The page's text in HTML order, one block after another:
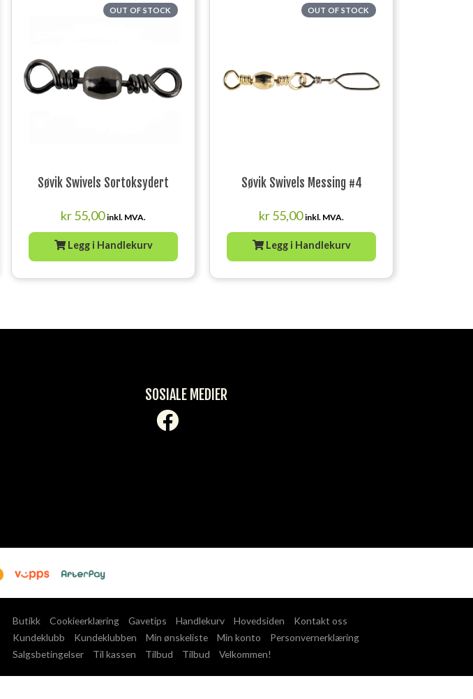
OUT OF STOCK
Søvik Swivels Sortoksydert
kr55,00 inkl. MVA.
Legg i Handlekurv
OUT OF STOCK
Søvik Swivels Messing #4
kr55,00 inkl. MVA.
Legg i Handlekurv
SOSIALE MEDIER
Butikk Cookieerklæring Gavetips Handlekurv Hovedsiden
Kontakt oss
Kundeklubb
Kundeklubben Min ønskeliste Min konto
Personvernerklæring
Salgsbetingelser
Til kassen Tilbud Tilbud Velkommen!